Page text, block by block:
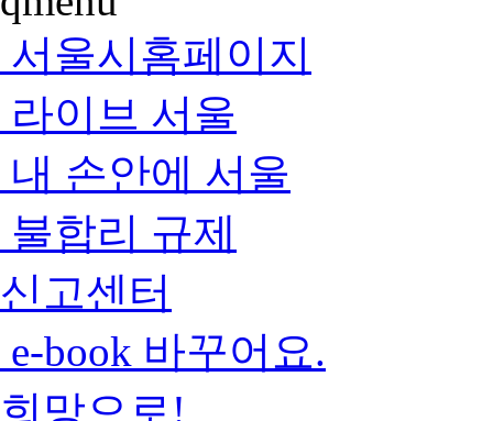
서울시홈페이지
라이브 서울
내 손안에 서울
불합리 규제
신고센터
e-book 바꾸어요.
희망으로!